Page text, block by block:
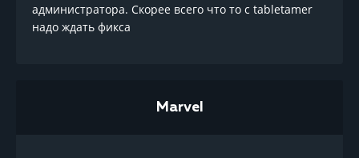
администратора. Скорее всего что то с tabletamer
надо ждать фикса
Marvel